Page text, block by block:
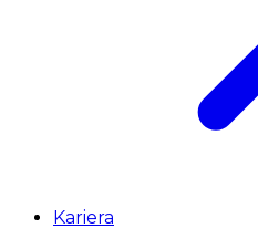
Kariera